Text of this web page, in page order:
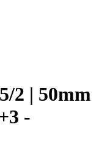
2 | 50mm
-